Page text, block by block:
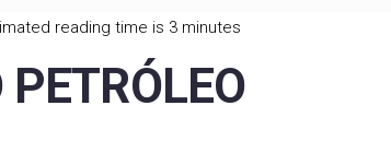
reading time is 3 minutes